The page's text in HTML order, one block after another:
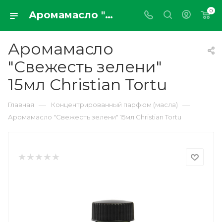
Аромамасло "Свежесть зелени" 15мл Christian Tortu 0
Аромамасло
"Свежесть зелени"
15мл Christian Tortu
Главная — Концентрированный парфюм (масла) —
Аромамасло "Свежесть зелени" 15мл Christian Tortu